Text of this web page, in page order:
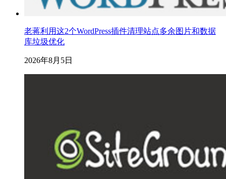
老蒋利用这2个WordPress插件清理站点多余图片和数据
库垃圾优化
2026年8月5日